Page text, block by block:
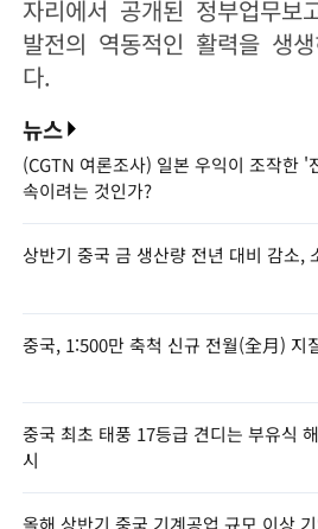
자리에서 공개된 정부업무
발전의 역동적인 활력을 생
다.
뉴스
(CGTN 여론조사) 일본 우익이 조작한 '
속이려는 것인가?
상반기 중국 금 생산량 전년 대비 감소,
중국, 1:500만 축척 신규 전월(全月) 지
중국 최초 태풍 17등급 견디는 부유식
시
올해 상반기 중국 기계공업 규모 이상